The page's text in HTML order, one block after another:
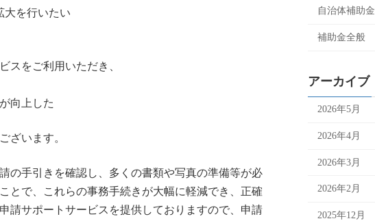
大を行いたい
スをご利用いただき、
向上した
ざいます。
の手引きを確認し、多くの書類や写真の準備等が必
とで、これらの事務手続きが大幅に軽減でき、正確
請サポートサービスを提供しておりますので、申請
自治体補助金
補助金全般
アーカイブ
2026年5月
2026年4月
2026年3月
2026年2月
2025年12月